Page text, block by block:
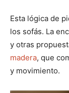
Esta lógica de
los sofás. La
y otras
madera, que
y movimiento.